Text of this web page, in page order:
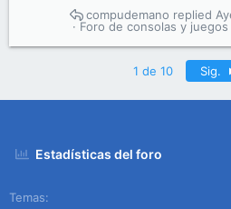
Foro de consolas y juegos
compudemano
1 de 10 Sig.
Estadísticas del foro
Temas